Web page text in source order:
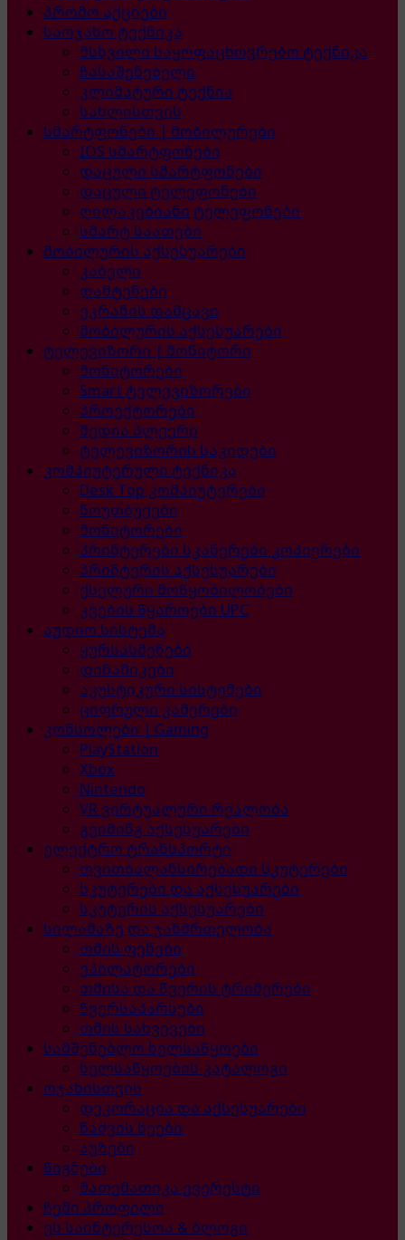
პრომო აქციები
საოჯახო ტექნიკა
მსხვილი საყოფაცხოვრებო ტექნიკა
ჩასაშენებელი
კლიმატური ტექნია
სახლისთვის
სმარტფონები | მობილურები
IOS სმარტფონები
დაცული სმარტფონები
დაცული ტელეფონები
ღილაკებიანი ტელეფონები
სმარტ საათები
მობილურის აქსესუარები
კაბელი
დამტენები
ეკრანის დამცავი
მობილურის აქსესუარები
ტელევიზორი | მონიტორი
მონიტორები
Smart ტელევიზორები
პროექტორები
მედია პლეერი
ტელევიზორის საკიდები
კომპიუტერული ტექნიკა
Desk Top კომპიუტერები
ნოუთბუქები
მონიტორები
პრინტერები სკანერები კოპიერები
პრინტერის აქსესუარები
ქსელური მოწყობილობები
კვების წყაროები UPC
აუდიო სისტემა
ყურსასმენები
დინამიკები
აკუსტიკური სისტემები
ციფრული კამერები
კონსოლები | Gaming
PlayStation
Xbox
Nintendo
VR ვირტუალური რეალობა
გეიმინგ აქსესუარები
ელექტრო ტრანსპორტი
თვითბალანსირებადი სკუტერები
სკუტერები და აქსესუარები
სკუტერის აქსესუარები
სილამაზე და ჯანმრთელობა
თმის ფენები
ეპილატორები
თმისა და წვერის ტრიმერები
წვერსაპარსები
თმის სახვევები
სამშენებლო ხელსაწყოები
ხელსაწყოების კატალოგი
ოჯახისთვის
დეკორაცია და აქსესუარები
ნაძვის ხეები
აუზები
წიგნები
მათემათიკა ევერესტი
ჩემი პროფილი
ეს საინტერესოა & ბლოგი